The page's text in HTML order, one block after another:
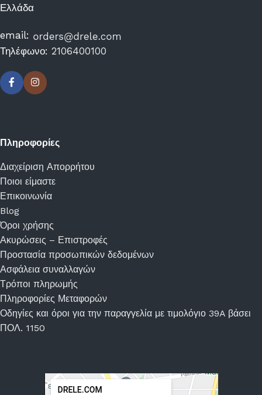
Ελλάδα
email:
Τηλέφωνο: 2106400100
Πληροφορίες
Διαχείριση Απορρήτου
Ποιοι είμαστε
Επικοινωνία
Blog
Όροι χρήσης
Ακυρώσεις – Επιστροφές
Προστασία προσωπικών δεδομένων
Ασφάλεια συναλλαγών
Τρόποι πληρωμής
Πληροφορίες Μεταφορών
Οδηγίες και όροι για την παραγγελία με τιμολόγιο 39A βάσει
ΠΟΛ. 1150